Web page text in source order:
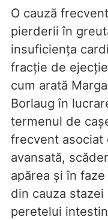
O cauză
pierderii în
insuficiența
fracție de
cum arată
Borlaug în
termenul de
frecvent asociat
avansată,
apărea și în
din cauza
peretelui